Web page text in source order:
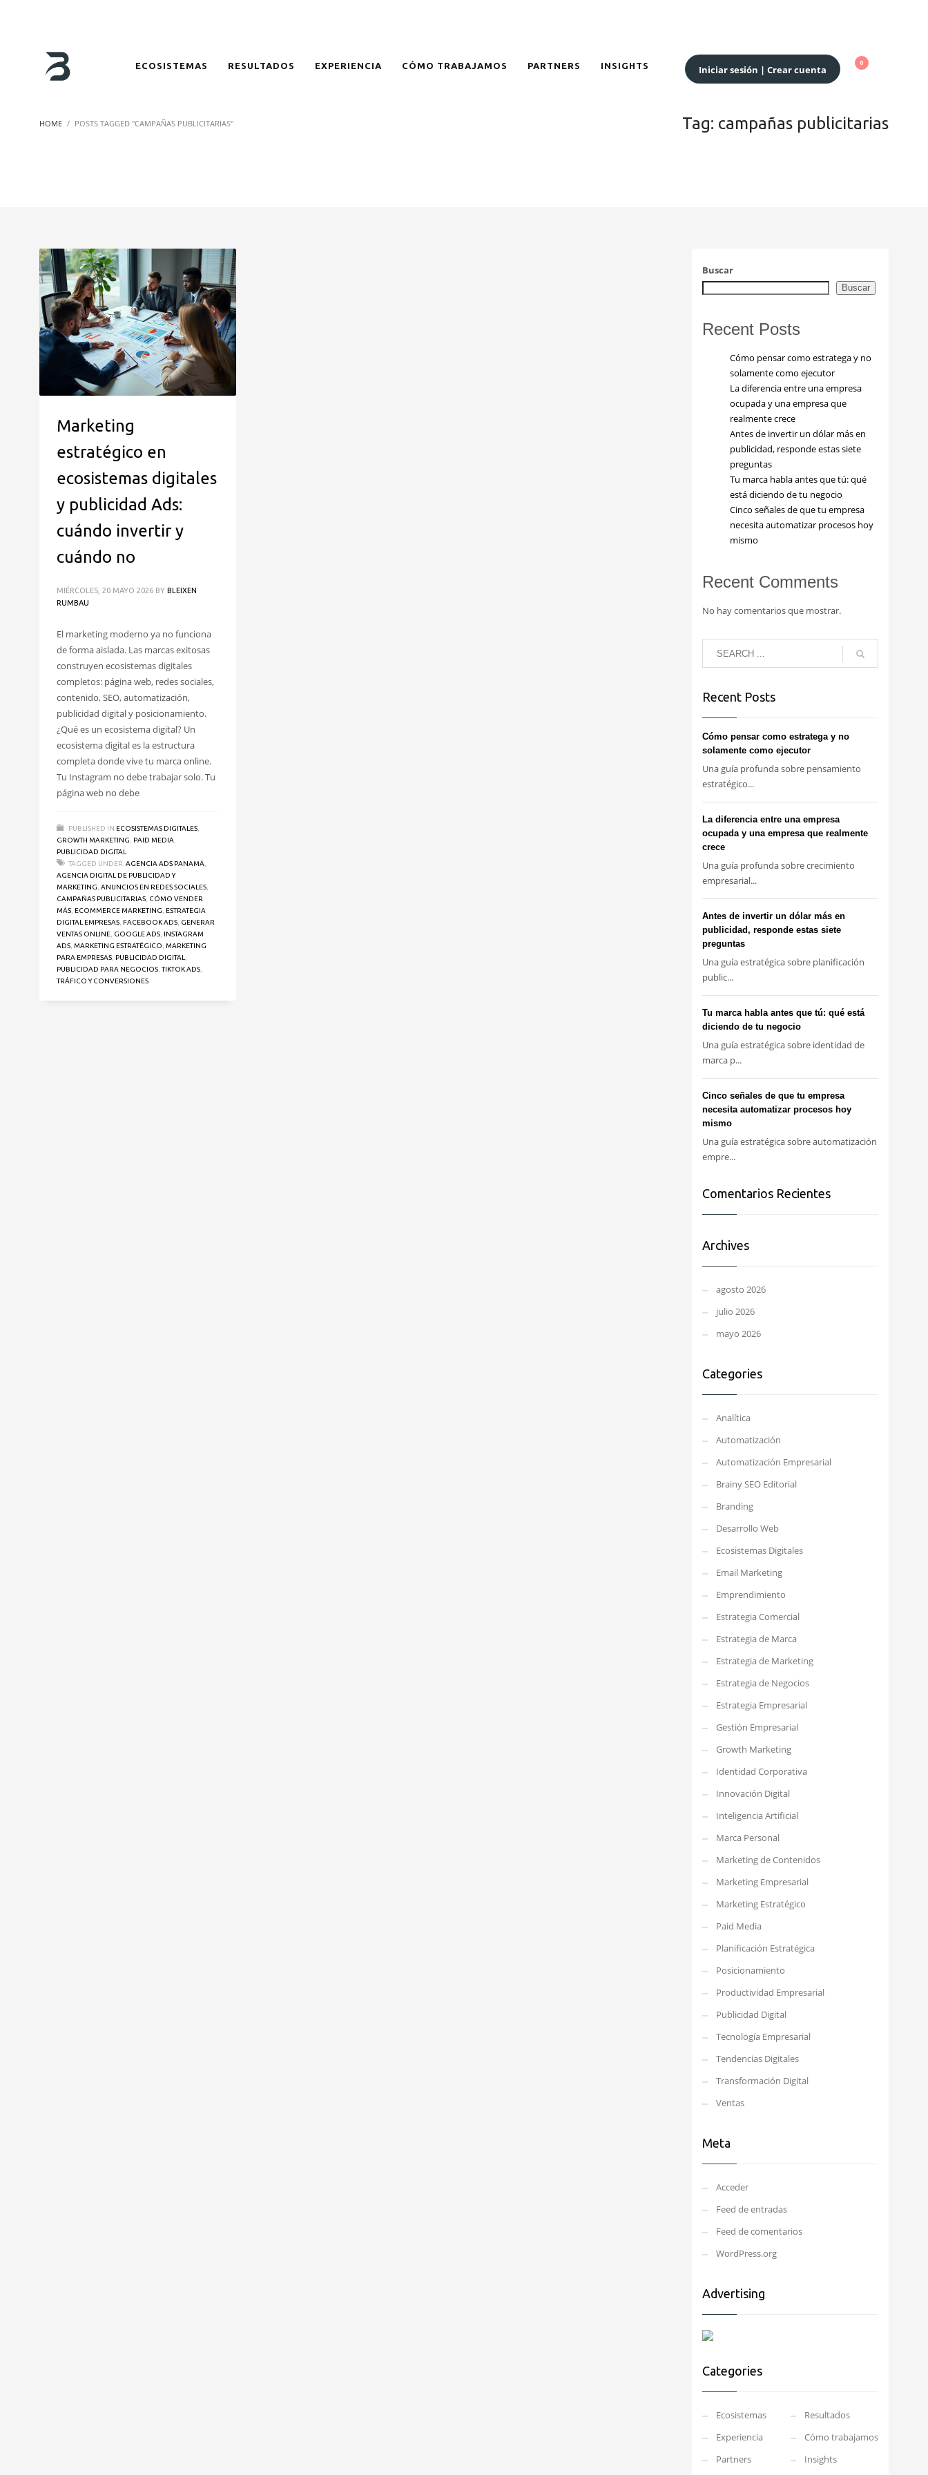
ECOSISTEMAS RESULTADOS EXPERIENCIA CÓMO TRABAJAMOS PARTNERS INSIGHTS Iniciar sesión | Crear cuenta
HOME POSTS TAGGED "CAMPAÑAS PUBLICITARIAS" Tag: campañas publicitarias
Marketing
estratégico en
ecosistemas digitales
y publicidad Ads:
cuándo invertir y
cuándo no
MIÉRCOLES, 20 MAYO 2026 BY BLEIXEN
RUMBAU
El marketing moderno ya no funciona
de forma aislada. Las marcas exitosas
construyen ecosistemas digitales
completos: página web, redes sociales,
contenido, SEO, automatización,
publicidad digital y posicionamiento.
¿Qué es un ecosistema digital? Un
ecosistema digital es la estructura
completa donde vive tu marca online.
Tu Instagram no debe trabajar solo. Tu
página web no debe
PUBLISHED IN ECOSISTEMAS DIGITALES,
GROWTH MARKETING, PAID MEDIA,
PUBLICIDAD DIGITAL
TAGGED UNDER:AGENCIA ADS PANAMÁ,
AGENCIA DIGITAL DE PUBLICIDAD Y
MARKETING, ANUNCIOS EN REDES SOCIALES,
CAMPAÑAS PUBLICITARIAS, CÓMO VENDER
MÁS, ECOMMERCE MARKETING, ESTRATEGIA
DIGITAL EMPRESAS, FACEBOOK ADS, GENERAR
VENTAS ONLINE, GOOGLE ADS,
INSTAGRAM
ADS, MARKETING ESTRATÉGICO, MARKETING
PARA EMPRESAS, PUBLICIDAD DIGITAL,
PUBLICIDAD PARA NEGOCIOS,TIKTOK ADS,
TRÁFICO Y CONVERSIONES
Buscar
Buscar
Recent Posts
Cómo pensar como estratega y no
solamente como ejecutor
La diferencia entre una empresa
ocupada y una empresa que
realmente crece
Antes de invertir un dólar más en
publicidad, responde estas siete
preguntas
Tu marca habla antes que tú: qué
está diciendo de tu negocio
Cinco señales de que tu empresa
necesita automatizar procesos hoy
mismo
Recent Comments
No hay comentarios que mostrar.
Recent Posts
Cómo pensar como estratega y no
solamente como ejecutor
Una guía profunda sobre pensamiento
estratégico...
La diferencia entre una empresa
ocupada y una empresa que realmente
crece
Una guía profunda sobre crecimiento
empresarial...
Antes de invertir un dólar más en
publicidad, responde estas siete
preguntas
Una guía estratégica sobre planificación
public...
Tu marca habla antes que tú: qué está
diciendo de tu negocio
Una guía estratégica sobre identidad de
marca p...
Cinco señales de que tu empresa
necesita automatizar procesos hoy
mismo
Una guía estratégica sobre automatización
empre...
Comentarios Recientes
Archives
agosto 2026
julio 2026
mayo 2026
Categories
Analítica
Automatización
Automatización Empresarial
Brainy SEO Editorial
Branding
Desarrollo Web
Ecosistemas Digitales
Email Marketing
Emprendimiento
Estrategia Comercial
Estrategia de Marca
Estrategia de Marketing
Estrategia de Negocios
Estrategia Empresarial
Gestión Empresarial
Growth Marketing
Identidad Corporativa
Innovación Digital
Inteligencia Artificial
Marca Personal
Marketing de Contenidos
Marketing Empresarial
Marketing Estratégico
Paid Media
Planificación Estratégica
Posicionamiento
Productividad Empresarial
Publicidad Digital
Tecnología Empresarial
Tendencias Digitales
Transformación Digital
Ventas
Meta
Acceder
Feed de entradas
Feed de comentarios
WordPress.org
Advertising
Categories
Ecosistemas
Resultados
Experiencia
Cómo trabajamos
Partners
Insights